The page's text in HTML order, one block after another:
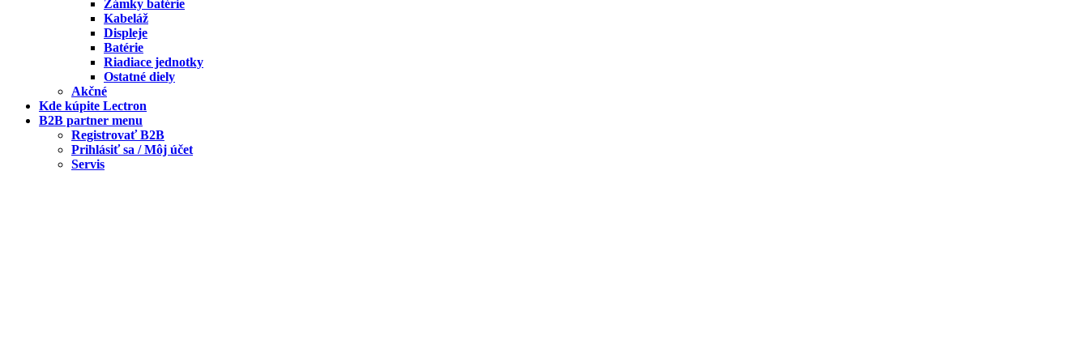
Zámky batérie
Kabeláž
Displeje
Batérie
Riadiace jednotky
Ostatné diely
Akčné
Kde kúpite Lectron
B2B partner menu
Registrovať B2B
Prihlásiť sa / Môj účet
Servis